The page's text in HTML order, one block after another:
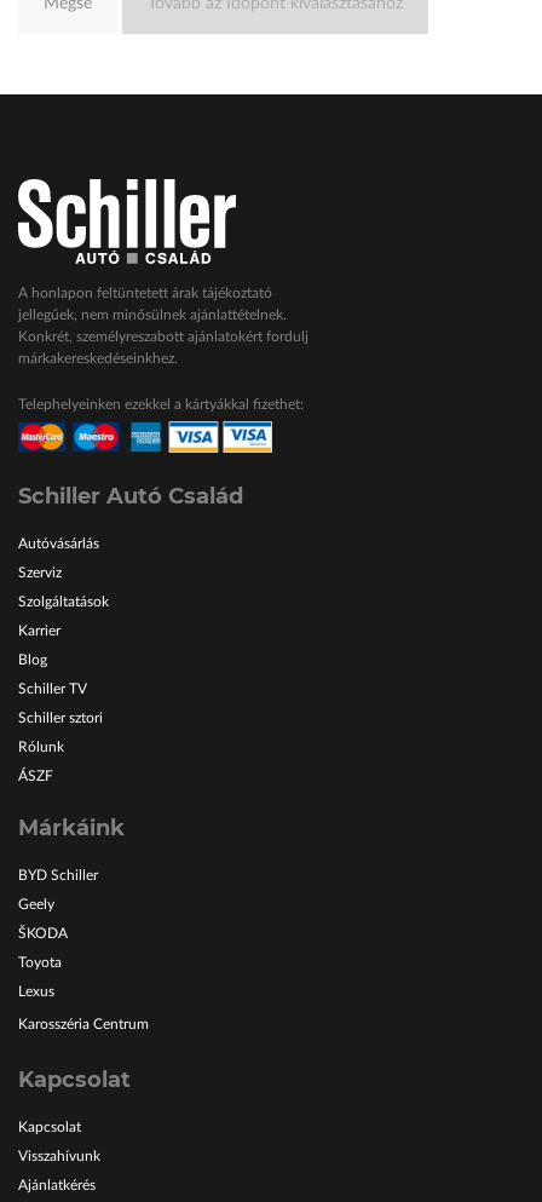
Mégse Tovább az Időpont kiválasztásához
A honlapon feltüntetett árak tájékoztató
jellegűek, nem minősülnek ajánlattételnek.
Konkrét, személyreszabott ajánlatokért fordulj
márkakereskedéseinkhez.
Telephelyeinken ezekkel a kártyákkal fizethet:
Schiller Autó Család
Autóvásárlás
Szerviz
Szolgáltatások
Karrier
Blog
Schiller TV
Schiller sztori
Rólunk
ÁSZF
Márkáink
BYD Schiller
Geely
ŠKODA
Toyota
Lexus
Karosszéria Centrum
Kapcsolat
Kapcsolat
Visszahívunk
Ajánlatkérés